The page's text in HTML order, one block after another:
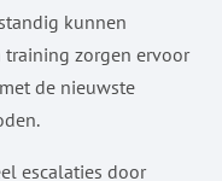
kunnen
training zorgen ervoor
de nieuwste
escalaties door